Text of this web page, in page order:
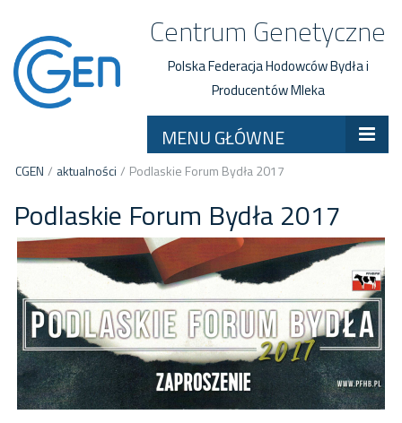
Centrum Genetyczne
Polska Federacja Hodowców Bydła i
Producentów Mleka
MENU GŁÓWNE
CGEN / aktualności / Podlaskie Forum Bydła 2017
Podlaskie Forum Bydła 2017